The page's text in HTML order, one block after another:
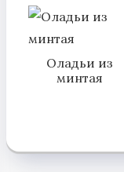
Оладьи из
минтая